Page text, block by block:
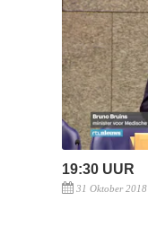
19:30 UUR
31 Oktober 2018